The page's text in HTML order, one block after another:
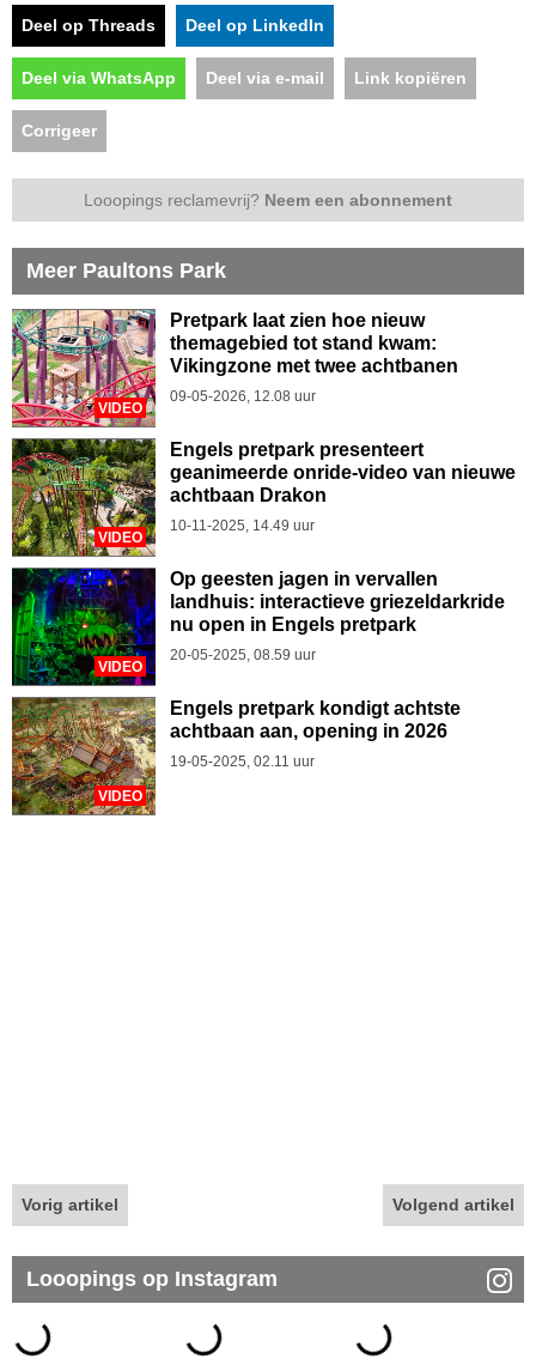
Deel op Threads Deel op LinkedIn
Deel via WhatsApp Deel via e-mail Link kopiëren
Corrigeer
Looopings reclamevrij? Neem een abonnement
Meer Paultons Park
VIDEO
Pretpark laat zien hoe nieuw
themagebied tot stand kwam:
Vikingzone met twee achtbanen
09-05-2026, 12.08 uur
VIDEO
Engels pretpark presenteert
geanimeerde onride-video van nieuwe
achtbaan Drakon
10-11-2025, 14.49 uur
VIDEO
Op geesten jagen in vervallen
landhuis: interactieve griezeldarkride
nu open in Engels pretpark
20-05-2025, 08.59 uur
VIDEO
Engels pretpark kondigt achtste
achtbaan aan, opening in 2026
19-05-2025, 02.11 uur
Vorig artikel Volgend artikel
Looopings op Instagram